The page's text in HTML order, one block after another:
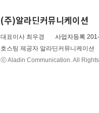
(주)알라딘커뮤니케이션
대표이사 최우경 사업자등록
호스팅 제공자 알라딘커뮤니케이션
ⓒ Aladin Communication. All